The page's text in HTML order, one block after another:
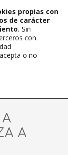
A
propias con
de carácter
Sin
con
o no